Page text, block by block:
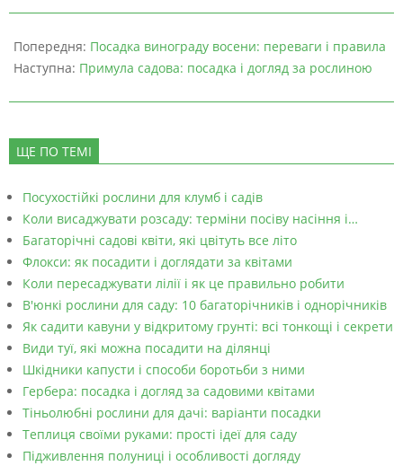
Попередня: Посадка винограду восени: переваги і правила
Наступна: Примула садова: посадка і догляд за рослиною
ЩЕ ПО ТЕМІ
Посухостійкі рослини для клумб і садів
Коли висаджувати розсаду: терміни посіву насіння і…
Багаторічні садові квіти, які цвітуть все літо
Флокси: як посадити і доглядати за квітами
Коли пересаджувати лілії і як це правильно робити
В'юнкі рослини для саду: 10 багаторічників і однорічників
Як садити кавуни у відкритому грунті: всі тонкощі і секрети
Види туї, які можна посадити на ділянці
Шкідники капусти і способи боротьби з ними
Гербера: посадка і догляд за садовими квітами
Тіньолюбні рослини для дачі: варіанти посадки
Теплиця своїми руками: прості ідеї для саду
Підживлення полуниці і особливості догляду